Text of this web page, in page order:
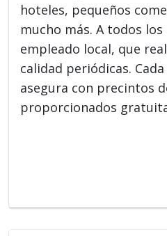
hoteles, pequeños
mucho más. A todos los
empleado local, que
calidad periódicas.
asegura con precintos
proporcionados